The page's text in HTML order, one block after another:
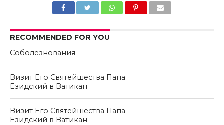
RECOMMENDED FOR YOU
Соболезнования
Визит Его Святейшества Папа
Езидский в Ватикан
Визит Его Святейшества Папа
Езидский в Ватикан